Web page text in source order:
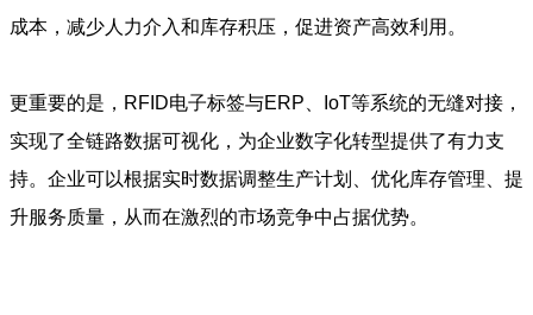
成本，减少人力介入和库存积压，促进资产高效利用。
更重要的是，RFID电子标签与ERP、IoT等系统的无缝对接，
实现了全链路数据可视化，为企业数字化转型提供了有力支
持。企业可以根据实时数据调整生产计划、优化库存管理、提
升服务质量，从而在激烈的市场竞争中占据优势。